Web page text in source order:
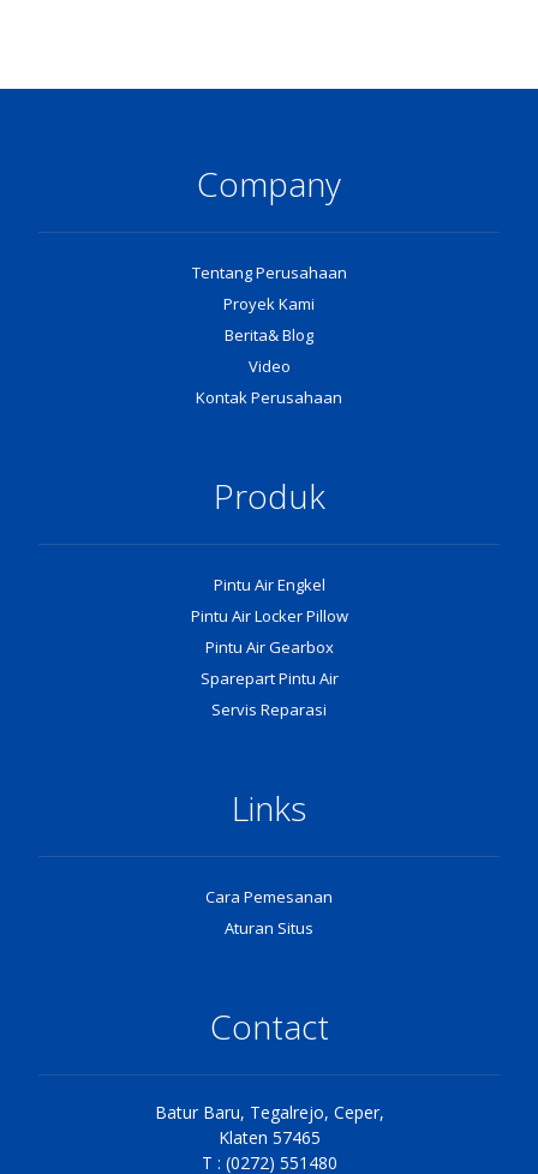
Company
Tentang Perusahaan
Proyek Kami
Berita& Blog
Video
Kontak Perusahaan
Produk
Pintu Air Engkel
Pintu Air Locker Pillow
Pintu Air Gearbox
Sparepart Pintu Air
Servis Reparasi
Links
Cara Pemesanan
Aturan Situs
Contact
Batur Baru, Tegalrejo, Ceper,
Klaten 57465
T : (0272) 551480